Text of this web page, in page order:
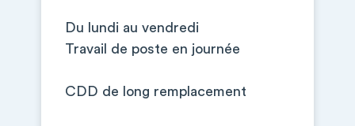
Du lundi au vendredi
Travail de poste en journée
CDD de long remplacement